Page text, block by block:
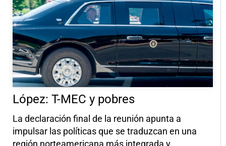
López: T-MEC y pobres
La declaración final de la reunión apunta a
impulsar las políticas que se traduzcan en una